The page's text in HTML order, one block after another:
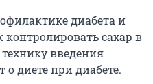
диабета и
контролировать сахар в
введения
диете при диабете.